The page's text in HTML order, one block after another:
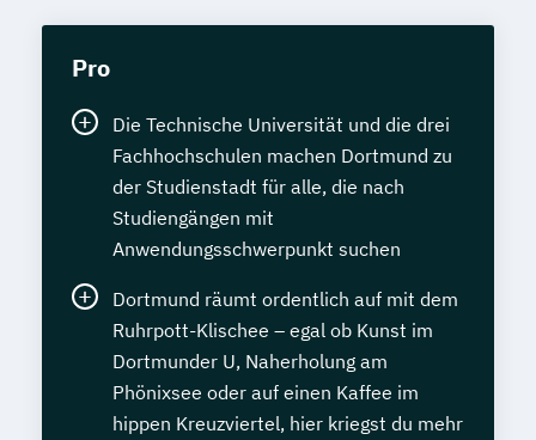
Pro
Die Technische Universität und die drei
Fachhochschulen machen Dortmund zu
der Studienstadt für alle, die nach
Studiengängen mit
Anwendungsschwerpunkt suchen
Dortmund räumt ordentlich auf mit dem
Ruhrpott-Klischee – egal ob Kunst im
Dortmunder U, Naherholung am
Phönixsee oder auf einen Kaffee im
hippen Kreuzviertel, hier kriegst du mehr